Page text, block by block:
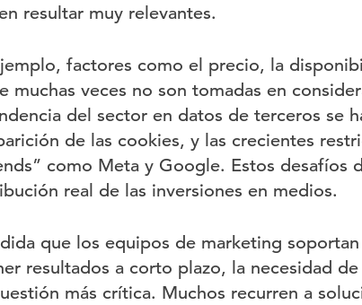
resultar muy relevantes.
factores como el precio, la
muchas veces no son tomadas en
del sector en datos de terceros se
de las cookies, y las crecientes
como Meta y Google. Estos desafíos
real de las inversiones en medios.
que los equipos de marketing
resultados a corto plazo, la necesidad
más crítica. Muchos recurren a